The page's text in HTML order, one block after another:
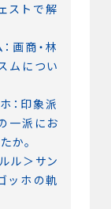
ストで解
画商・林
ムについ
：印象派
一派にお
か。
ル＞サン
ッホの軌